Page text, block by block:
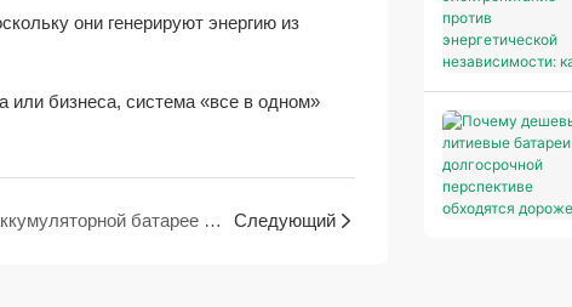
они генерируют энергию из
или бизнеса, система «все в одном»
Узнайте больше о аккумуляторной батарее Motive Power Следующий